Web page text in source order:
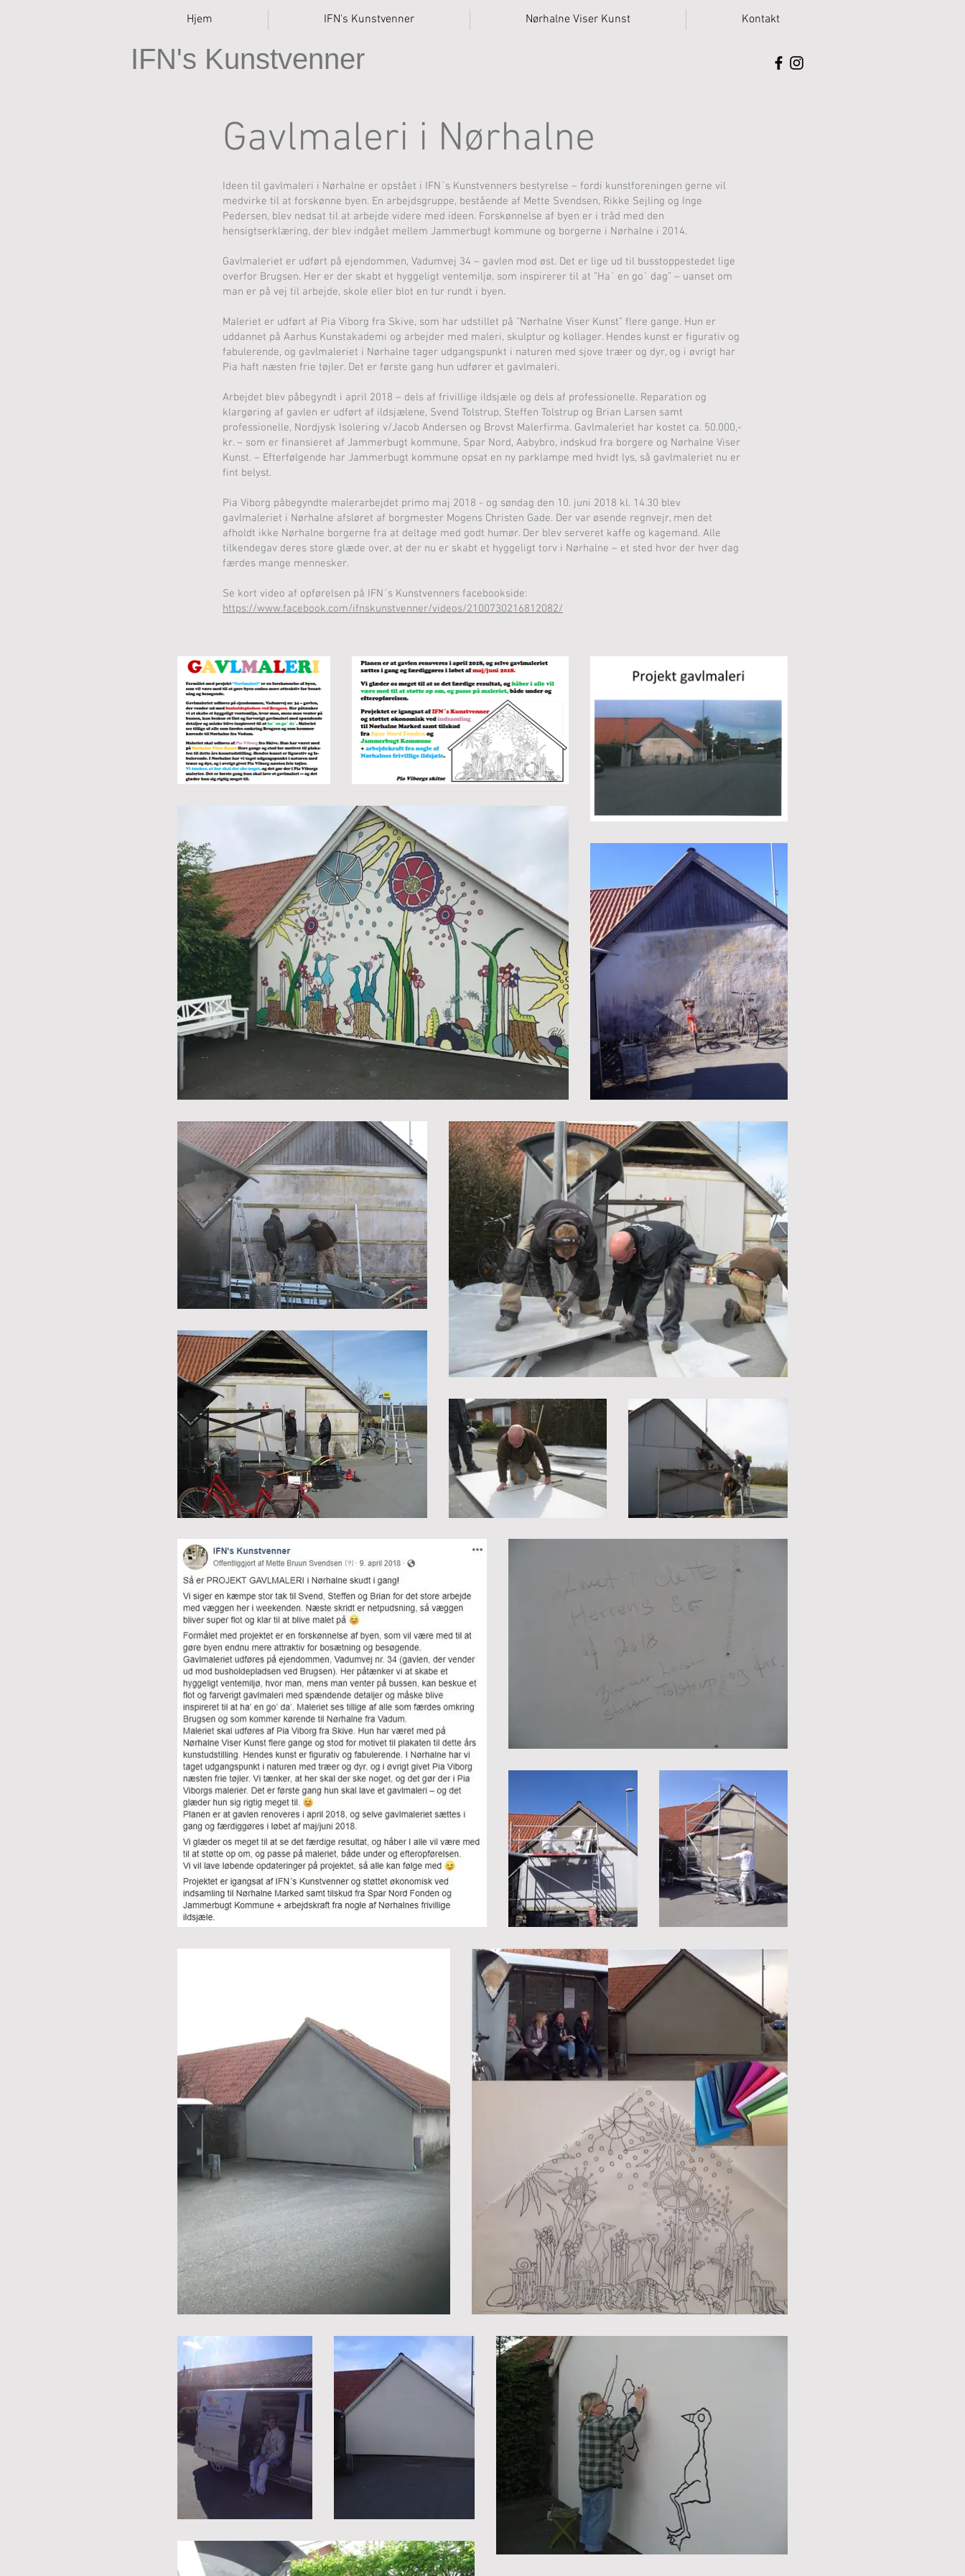
Hjem IFN's Kunstvenner Nørhalne Viser Kunst Kontakt
IFN's Kunstvenner
Gavlmaleri i Nørhalne
Ideen til gavlmaleri i Nørhalne er opstået i IFN`s Kunstvenners bestyrelse – fordi kunstforeningen gerne vil
medvirke til at forskønne byen. En arbejdsgruppe, bestående af Mette Svendsen, Rikke Sejling og Inge
Pedersen, blev nedsat til at arbejde videre med ideen. Forskønnelse af byen er i tråd med den
hensigtserklæring, der blev indgået mellem Jammerbugt kommune og borgerne i Nørhalne i 2014.
Gavlmaleriet er udført på ejendommen, Vadumvej 34 – gavlen mod øst. Det er lige ud til busstoppestedet lige
overfor Brugsen. Her er der skabt et hyggeligt ventemiljø, som inspirerer til at ”Ha` en go` dag” – uanset om
man er på vej til arbejde, skole eller blot en tur rundt i byen.
Maleriet er udført af Pia Viborg fra Skive, som har udstillet på ”Nørhalne Viser Kunst” flere gange. Hun er
uddannet på Aarhus Kunstakademi og arbejder med maleri, skulptur og kollager. Hendes kunst er figurativ og
fabulerende, og gavlmaleriet i Nørhalne tager udgangspunkt i naturen med sjove træer og dyr, og i øvrigt har
Pia haft næsten frie tøjler. Det er første gang hun udfører et gavlmaleri.
Arbejdet blev påbegyndt i april 2018 – dels af frivillige ildsjæle og dels af professionelle. Reparation og
klargøring af gavlen er udført af ildsjælene, Svend Tolstrup, Steffen Tolstrup og Brian Larsen samt
professionelle, Nordjysk Isolering v/Jacob Andersen og Brovst Malerfirma. Gavlmaleriet har kostet ca. 50.000,-
kr. – som er finansieret af Jammerbugt kommune, Spar Nord, Aabybro, indskud fra borgere og Nørhalne Viser
Kunst. – Efterfølgende har Jammerbugt kommune opsat en ny parklampe med hvidt lys, så gavlmaleriet nu er
fint belyst.
Pia Viborg påbegyndte malerarbejdet primo maj 2018 - og søndag den 10. juni 2018 kl. 14.30 blev
gavlmaleriet i Nørhalne afsløret af borgmester Mogens Christen Gade. Der var øsende regnvejr, men det
afholdt ikke Nørhalne borgerne fra at deltage med godt humør. Der blev serveret kaffe og kagemand. Alle
tilkendegav deres store glæde over, at der nu er skabt et hyggeligt torv i Nørhalne – et sted hvor der hver dag
færdes mange mennesker.
Se kort video af opførelsen på IFN´s Kunstvenners facebookside:
https://www.facebook.com/ifnskunstvenner/videos/2100730216812082/